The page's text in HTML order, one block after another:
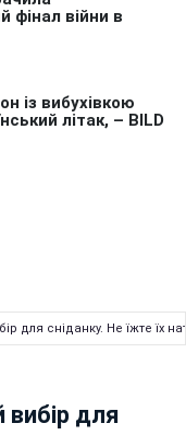
для сніданку. Не їжте їх
вибір для